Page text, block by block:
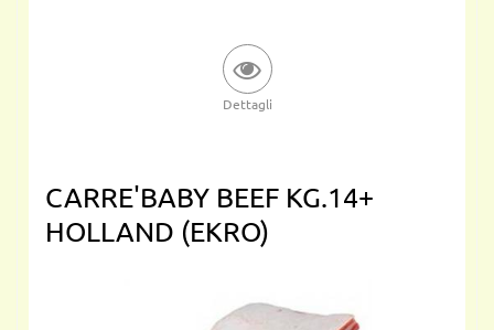
Dettagli
CARRE'BABY BEEF KG.14+
HOLLAND (EKRO)